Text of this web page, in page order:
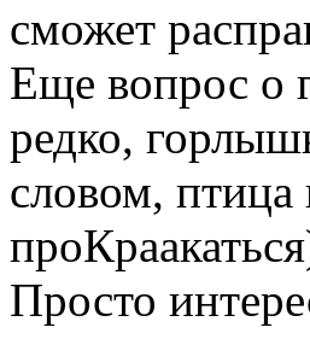
сможет
Еще вопрос о
редко,
словом, птица
Просто